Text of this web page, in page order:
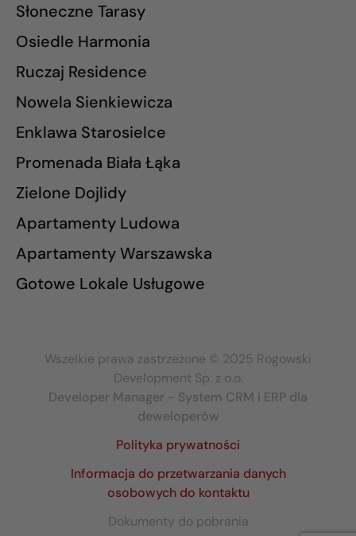
Słoneczne Tarasy
Osiedle Harmonia
Ruczaj Residence
Nowela Sienkiewicza
Enklawa Starosielce
Promenada Biała Łąka
Zielone Dojlidy
Apartamenty Ludowa
Apartamenty Warszawska
Gotowe Lokale Usługowe
Wszelkie prawa zastrzeżone © 2025 Rogowski
Development Sp. z o.o.
Developer Manager - System CRM i ERP dla
deweloperów
Polityka prywatności
Informacja do przetwarzania danych
osobowych do kontaktu
Dokumenty do pobrania